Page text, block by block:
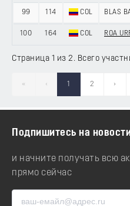
99 114 COL BLAS
100 164 COL ROA
Страница 1 из 2. Всего
« ‹ 1 2 ›
Подпишитесь на
и начните получать всю
прямо сейчас